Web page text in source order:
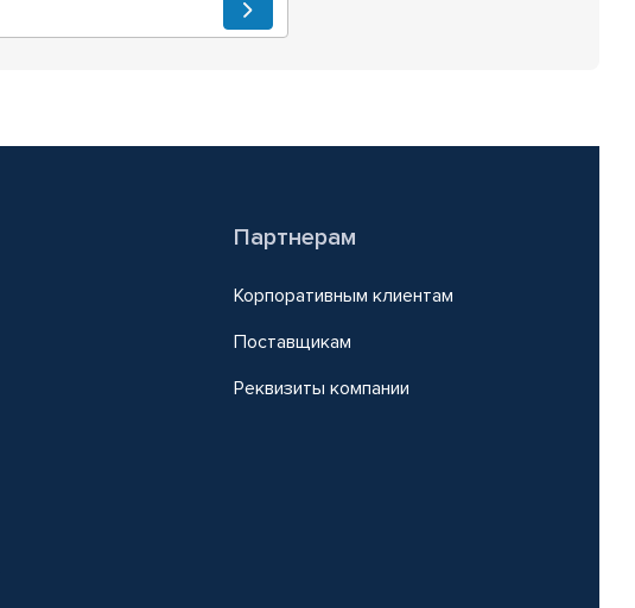
Партнерам
Корпоративным клиентам
Поставщикам
Реквизиты компании